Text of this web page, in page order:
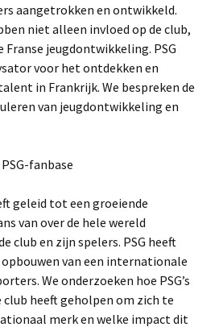
aangetrokken en ontwikkeld.
niet alleen invloed op de club,
Franse jeugdontwikkeling. PSG
voor het ontdekken en
in Frankrijk. We bespreken de
van jeugdontwikkeling en
fanbase
geleid tot een groeiende
van over de hele wereld
club en zijn spelers. PSG heeft
van een internationale
We onderzoeken hoe PSG’s
club heeft geholpen om zich te
merk en welke impact dit